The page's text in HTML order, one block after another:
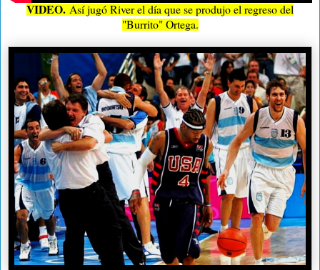
VIDEO. Así jugó River el día que se produjo el regreso del
"Burrito" Ortega.